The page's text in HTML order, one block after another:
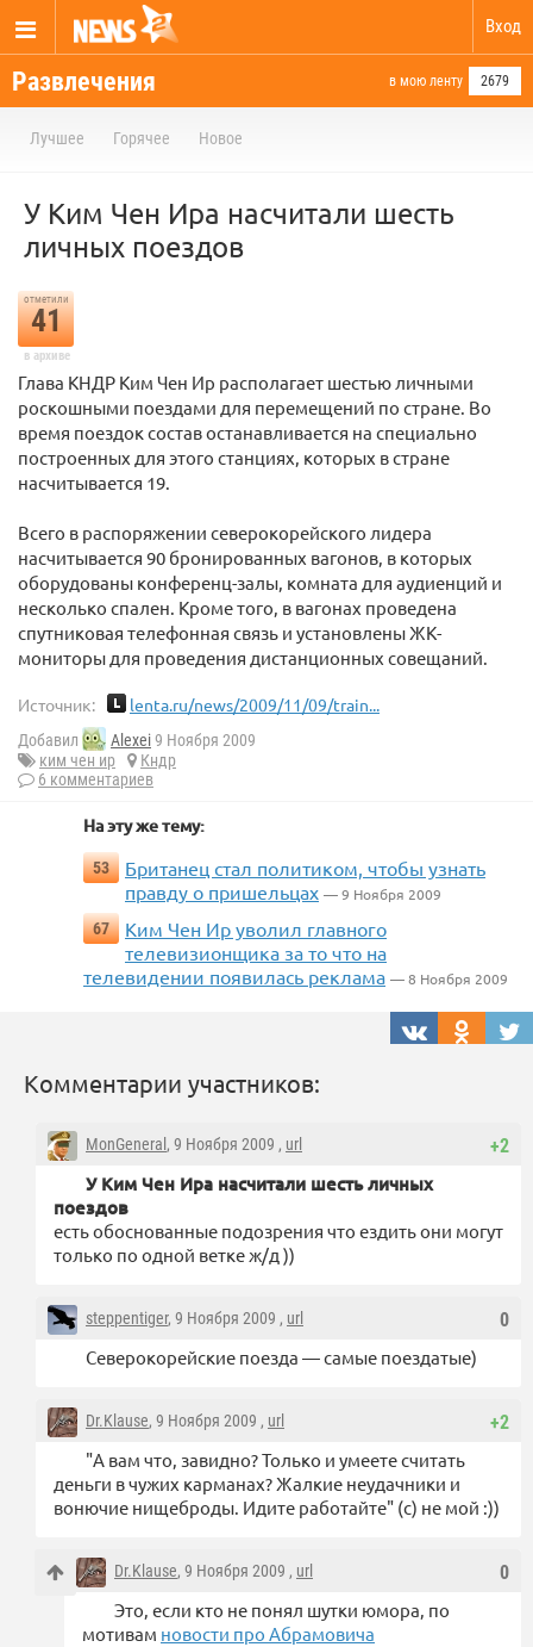
Вход
Развлечения в мою ленту 2679
Лучшее Горячее Новое
У Ким Чен Ира насчитали шесть
личных поездов
отметили
41
в архиве
Глава КНДР Ким Чен Ир располагает шестью личными
роскошными поездами для перемещений по стране. Во
время поездок состав останавливается на специально
построенных для этого станциях, которых в стране
насчитывается 19.
Всего в распоряжении северокорейского лидера
насчитывается 90 бронированных вагонов, в которых
оборудованы конференц-залы, комната для аудиенций и
несколько спален. Кроме того, в вагонах проведена
спутниковая телефонная связь и установлены ЖК-
мониторы для проведения дистанционных совещаний.
Источник: lenta.ru/news/2009/11/09/train...
Добавил Alexei9 Ноября 2009
ким чен ир
Кндр
6 комментариев
На эту же тему:
53
Британец стал политиком, чтобы узнать
правду о пришельцах — 9 Ноября 2009
67
Ким Чен Ир уволил главного
телевизионщика за то что на
телевидении появилась реклама — 8 Ноября 2009
Комментарии участников:
+2
MonGeneral , 9 Ноября 2009 , url
У Ким Чен Ира насчитали шесть личных
поездов
есть обоснованные подозрения что ездить они могут
только по одной ветке ж/д ))
0
steppentiger, 9 Ноября 2009 , url
Северокорейские поезда — самые поездатые)
+2
Dr.Klause, 9 Ноября 2009 , url
"А вам что, завидно? Только и умеете считать
деньги в чужих карманах? Жалкие неудачники и
вонючие нищеброды. Идите работайте" (с) не мой :))
0
Dr.Klause, 9 Ноября 2009 , url
Это, если кто не понял шутки юмора, по
мотивам новости про Абрамовича